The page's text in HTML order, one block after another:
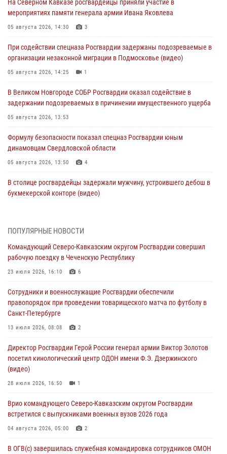
На Северном Кавказе росгвардейцы приняли участие в
мероприятиях памяти генерала армии Ивана Яковлева
05 августа 2026, 14:30 3
При содействии спецназа Росгвардии задержаны подозреваемые в
организации незаконной миграции в Подмосковье (видео)
05 августа 2026, 14:25 1
В Великом Новгороде СОБР Росгвардии оказал содействие в
задержании подозреваемых в причинении имущественного ущерба
05 августа 2026, 13:53
Формулу безопасности показал спецназ Росгвардии юным
динамовцам Свердловской области
05 августа 2026, 13:50 4
В столице росгвардейцы задержали мужчину, устроившего дебош в
букмекерской конторе (видео)
В Удмуртии при силовой поддержке спецназа Росгвардии
оздоровительных услуг (видео)
05 августа 2026, 13:20
посетили мастер-класс по художественной гимнастике
05 августа 2026, 13:00 3
Офицеры Росгвардии и ветераны войск правопорядка почтили
05 августа 2026, 12:40
Росгвардейцы приняли участие в акции «Волна памяти»,
посвящённой 83‑й годовщине освобождения Белгорода от
05 августа 2026, 12:13 1
ПОПУЛЯРНЫЕ НОВОСТИ
Командующий Северо-Кавказским округом Росгвардии совершил
рабочую поездку в Чеченскую Республику
23 июля 2026, 16:10 6
Сотрудники и военнослужащие Росгвардии обеспечили
правопорядок при проведении товарищеского матча по футболу в
Санкт-Петербурге
13 июля 2026, 08:08 2
Директор Росгвардии Герой России генерал армии Виктор Золотов
посетил кинологический центр ОДОН имени Ф.Э. Дзержинского
(видео)
28 июля 2026, 16:50 1
Врио командующего Северо-Кавказским округом Росгвардии
встретился с выпускниками военных вузов 2026 года
04 августа 2026, 05:00 2
В ОГВ(с) завершилась служебная командировка сотрудников ОМОН